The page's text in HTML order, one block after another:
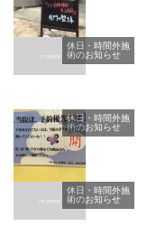
休日・時間外施
術のお知らせ
休日・時間外施
術のお知らせ
休日・時間外施
術のお知らせ